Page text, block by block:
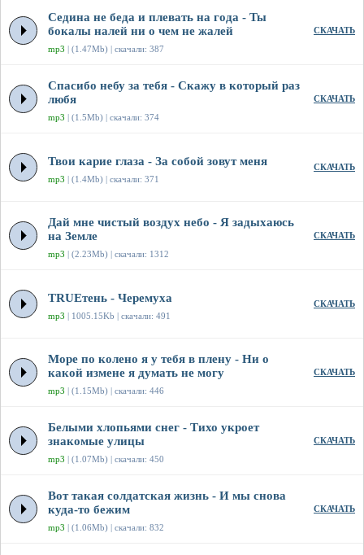
Седина не беда и плевать на года - Ты
бокалы налей ни о чем не жалей
mp3 | (1.47Mb) | скачали: 387
СКАЧАТЬ
Спасибо небу за тебя - Скажу в который раз
любя
mp3 | (1.5Mb) | скачали: 374
СКАЧАТЬ
Твои карие глаза - За собой зовут меня
mp3 | (1.4Mb) | скачали: 371
СКАЧАТЬ
Дай мне чистый воздух небо - Я задыхаюсь
на Земле
mp3 | (2.23Mb) | скачали: 1312
СКАЧАТЬ
TRUEтень - Черемуха
mp3 | 1005.15Kb | скачали: 491
СКАЧАТЬ
Море по колено я у тебя в плену - Ни о
какой измене я думать не могу
mp3 | (1.15Mb) | скачали: 446
СКАЧАТЬ
Белыми хлопьями снег - Тихо укроет
знакомые улицы
mp3 | (1.07Mb) | скачали: 450
СКАЧАТЬ
Вот такая солдатская жизнь - И мы снова
куда-то бежим
mp3 | (1.06Mb) | скачали: 832
СКАЧАТЬ